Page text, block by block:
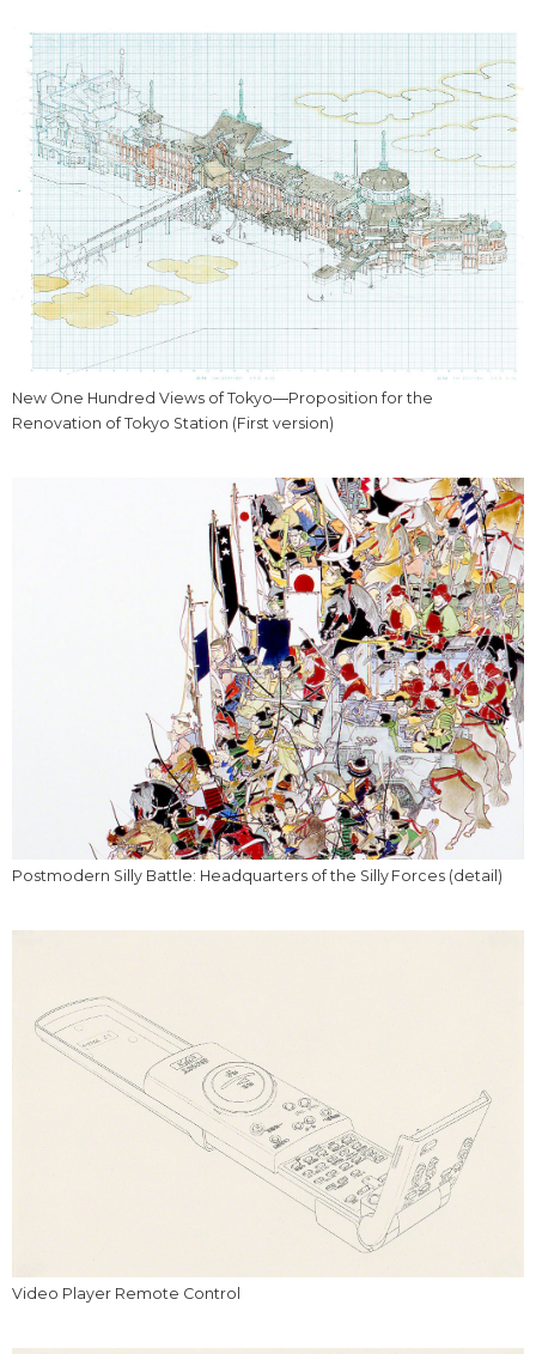
New One Hundred Views of Tokyo―Proposition for the
Renovation of Tokyo Station (First version)
Postmodern Silly Battle: Headquarters of the Silly Forces (detail)
Video Player Remote Control